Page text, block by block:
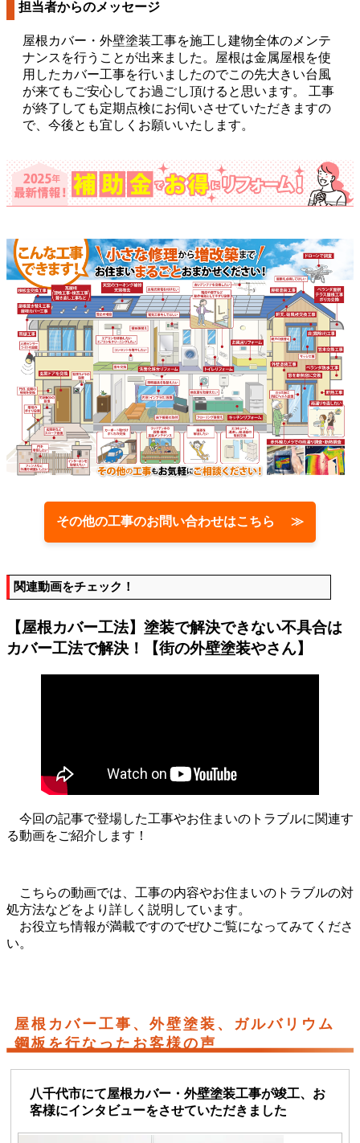
担当者からのメッセージ
屋根カバー・外壁塗装工事を施工し建物全体のメンテ
ナンスを行うことが出来ました。屋根は金属屋根を使
用したカバー工事を行いましたのでこの先大きい台風
が来てもご安心してお過ごし頂けると思います。 工事
が終了しても定期点検にお伺いさせていただきますの
で、今後とも宜しくお願いいたします。
その他の工事のお問い合わせはこちら ≫
関連動画をチェック！
【屋根カバー工法】塗装で解決できない不具合は
カバー工法で解決！【街の外壁塗装やさん】
今回の記事で登場した工事やお住まいのトラブルに関連す
る動画をご紹介します！
こちらの動画では、工事の内容やお住まいのトラブルの対
処方法などをより詳しく説明しています。
お役立ち情報が満載ですのでぜひご覧になってみてくださ
い。
屋根カバー工事、外壁塗装、ガルバリウム
鋼板を行なったお客様の声
八千代市にて屋根カバー・外壁塗装工事が竣工、お
客様にインタビューをさせていただきました